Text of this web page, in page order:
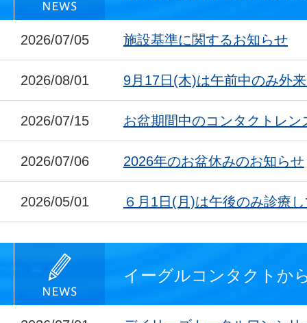
2026/07/05 施設基準に関するお知らせ
2026/08/01 9月17日(木)は午前中のみ外
2026/07/15 お盆期間中のコンタクトレン
2026/07/06 2026年のお盆休みのお知らせ
2026/05/01 ６月1日(月)は午後のみ診療
イーグルコンタクトか